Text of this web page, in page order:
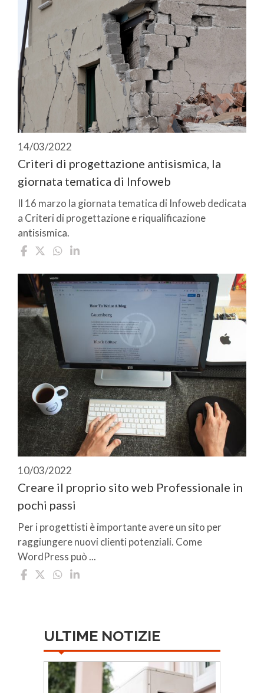
14/03/2022
Criteri di progettazione antisismica, la
giornata tematica di Infoweb
Il 16 marzo la giornata tematica di Infoweb dedicata
a Criteri di progettazione e riqualificazione
antisismica.
10/03/2022
Creare il proprio sito web Professionale in
pochi passi
Per i progettisti è importante avere un sito per
raggiungere nuovi clienti potenziali. Come
WordPress può ...
ULTIME NOTIZIE